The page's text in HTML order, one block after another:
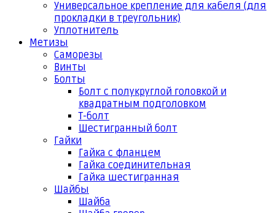
Универсальное крепление для кабеля (для
прокладки в треугольник)
Уплотнитель
Метизы
Саморезы
Винты
Болты
Болт с полукруглой головкой и
квадратным подголовком
Т-болт
Шестигранный болт
Гайки
Гайка с фланцем
Гайка соединительная
Гайка шестигранная
Шайбы
Шайба